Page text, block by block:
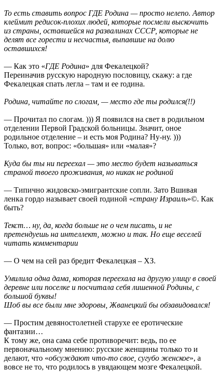
То есть ставить вопрос ГДЕ Родина — просто нелепо. Автор
клеймит редисок-плохих людей, которые посмели выскочить
из страны, оставшейся на развалинах СССР, которые не
делят все горести и несчастья, выпавшие на долю
оставшихся!
— Как это «ГДЕ Родина» для Фекалецкой?
Переиначив русскую народную пословицу, скажу: а где
Фекалецкая спать легла – там и ее rодина.
Родина, читайте по слогам, — место где ты родился(!!)
— Прочитал по слогам. ))) Я появился на свет в родильном
отделении Первой Градской больницы. Значит, оное
родильное отделение – и есть моя Родина? Ну-ну. )))
Только, вот, вопрос: «большая» или «малая»?
Куда бы ты ни переехал — это место будет называться
страной твоего проживания, но никак не родиной
— Типично жидовско-эмигрантские сопли. Зато Вшивая
ленка гордо называет своей rодиной «страну Израиль»©. Как
быть?
Текст… ну, да, когда больше не о чем писать, и не
претендуешь на интеллект, можно и так. Но еще веселей
читать комментарии
— О чем на сей раз бредит Фекалецкая – ХЗ.
Умилила одна дама, которая переехала на другую улицу в своей
деревне или поселке и посчитала себя лишенной Родины, с
большой буквы!
Шоб вы все были мне здоровы, Жванецкий бы обзавидовался!
— Простим девяностолетней старухе ее еротические
фантазии…
К тому же, она сама себе противоречит: ведь, по ее
первоначальному мнению: русские женщины только то и
делают, что «обсуждают что-то свое, сугубо женское», а
вовсе не то, что родилось в увядающем мозге Фекалецкой.